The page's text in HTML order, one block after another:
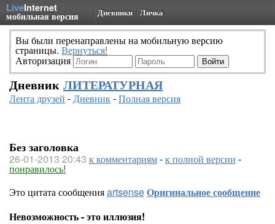
LiveInternet
мобильная версия Дневники Личка
Вы были перенаправлены на мобильную версию
страницы. Вернуться!
Авторизация
Дневник ЛИТЕРАТУРНАЯ
Лента друзей -Дневник-Полная версия
Без заголовка
26-01-2013 20:43 к комментариям-к полной версии -
понравилось!
Это цитата сообщенияartsenseОригинальное сообщение
Невозможность - это иллюзия!